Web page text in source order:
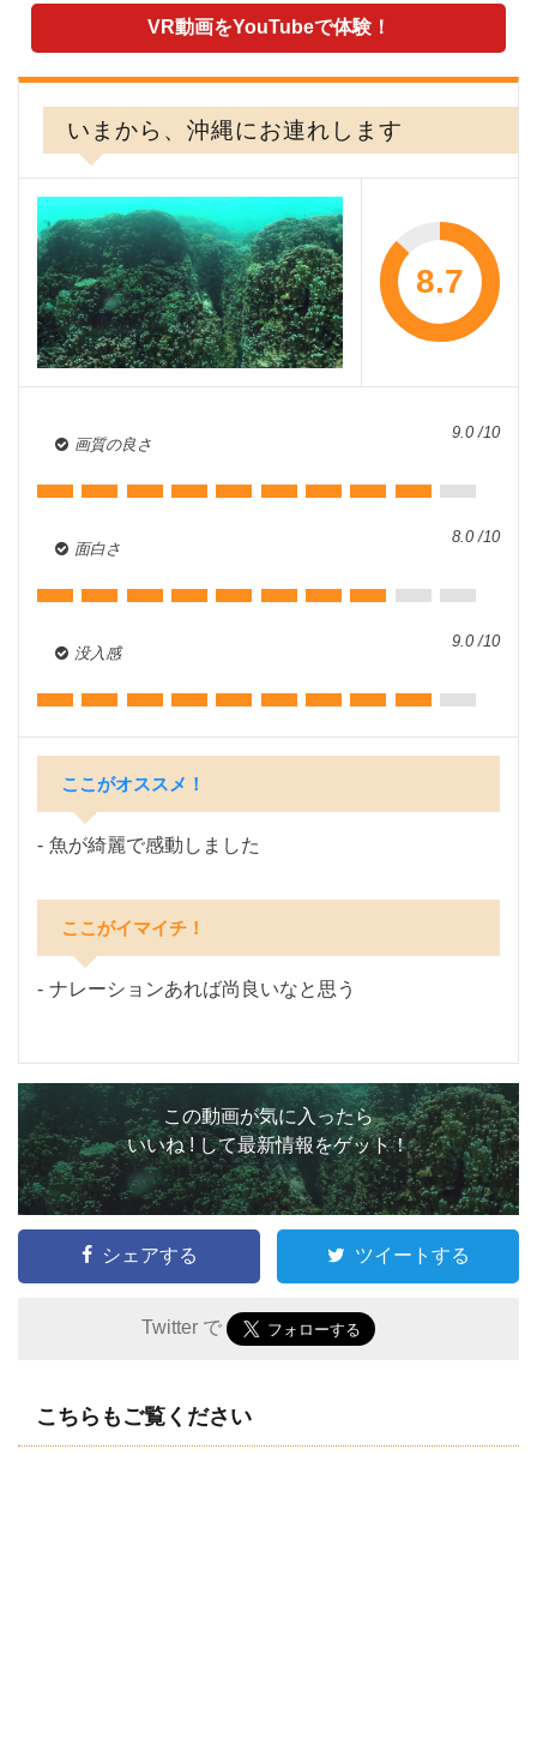
VR動画をYouTubeで体験！
いまから、沖縄にお連れします
8.7
画質の良さ
9.0 /10
面白さ
8.0 /10
没入感
9.0 /10
ここがオススメ！
魚が綺麗で感動しました
ここがイマイチ！
ナレーションあれば尚良いなと思う
この動画が気に入ったら
いいね ! して最新情報をゲット！
シェアする ツイートする
Twitter で
こちらもご覧ください